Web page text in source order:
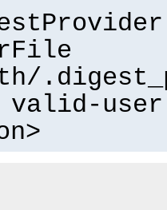
valid-user